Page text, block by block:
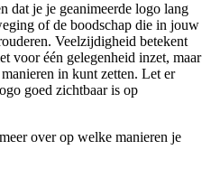
dat je je geanimeerde logo lang
of de boodschap die in jouw
Veelzijdigheid betekent
voor één gelegenheid inzet, maar
in kunt zetten. Let er
goed zichtbaar is op
over op welke manieren je